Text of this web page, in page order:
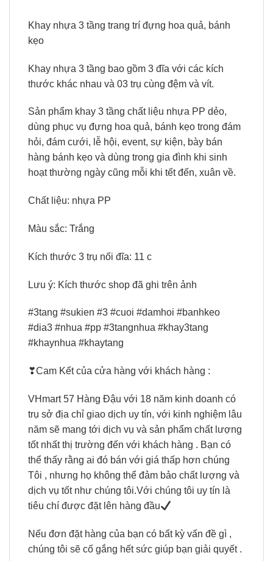
Khay nhựa 3 tầng trang trí đựng hoa quả, bánh
kẹo
Khay nhựa 3 tầng bao gồm 3 đĩa với các kích
thước khác nhau và 03 trụ cùng đệm và vít.
Sản phẩm khay 3 tầng chất liệu nhựa PP dẻo,
dùng phục vụ đựng hoa quả, bánh kẹo trong đám
hỏi, đám cưới, lễ hội, event, sự kiện, bày bán
hàng bánh kẹo và dùng trong gia đình khi sinh
hoạt thường ngày cũng mỗi khi tết đến, xuân về.
Chất liệu: nhựa PP
Màu sắc: Trắng
Kích thước 3 trụ nối đĩa: 11 c
Lưu ý: Kích thước shop đã ghi trên ảnh
#3tang #sukien #3 #cuoi #damhoi #banhkeo
#dia3 #nhua #pp #3tangnhua #khay3tang
#khaynhua #khaytang
❣Cam Kết của cửa hàng với khách hàng :
VHmart 57 Hàng Đậu với 18 năm kinh doanh có
trụ sở địa chỉ giao dịch uy tín, với kinh nghiệm lâu
năm sẽ mang tới dịch vụ và sản phẩm chất lượng
tốt nhất thị trường đến với khách hàng . Bạn có
thể thấy rằng ai đó bán với giá thấp hơn chúng
Tôi , nhưng họ không thể đảm bảo chất lượng và
dịch vụ tốt như chúng tôi.Với chúng tôi uy tín là
tiêu chí được đặt lên hàng đầu
Nếu đơn đặt hàng của bạn có bất kỳ vấn đề gì ,
chúng tôi sẽ cố gắng hết sức giúp bạn giải quyết .